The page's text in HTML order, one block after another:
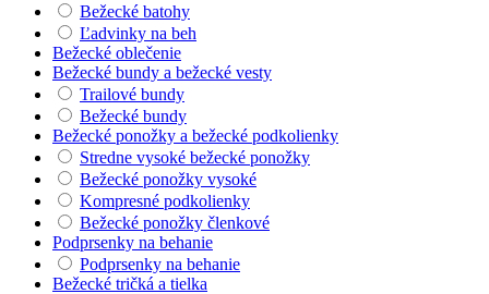
Bežecké batohy
Ľadvinky na beh
Bežecké oblečenie
Bežecké bundy a bežecké vesty
Trailové bundy
Bežecké bundy
Bežecké ponožky a bežecké podkolienky
Stredne vysoké bežecké ponožky
Bežecké ponožky vysoké
Kompresné podkolienky
Bežecké ponožky členkové
Podprsenky na behanie
Podprsenky na behanie
Bežecké tričká a tielka